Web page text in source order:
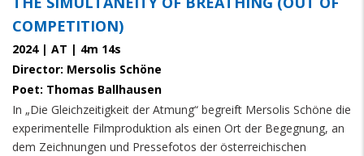
COMPETITION)
2024 | AT | 4m 14s
Director: Mersolis Schöne
Poet: Thomas Ballhausen
In „Die Gleichzeitigkeit der Atmung“ begreift Mersolis Schöne die
experimentelle Filmproduktion als einen Ort der Begegnung, an
dem Zeichnungen und Pressefotos der österreichischen